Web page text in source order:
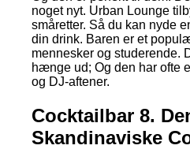
noget nyt. Urban Lounge
småretter. Så du kan nyde
din drink. Baren er et
mennesker og studerende.
hænge ud; Og den har ofte
og DJ-aftener.
Cocktailbar 8.
Skandinaviske